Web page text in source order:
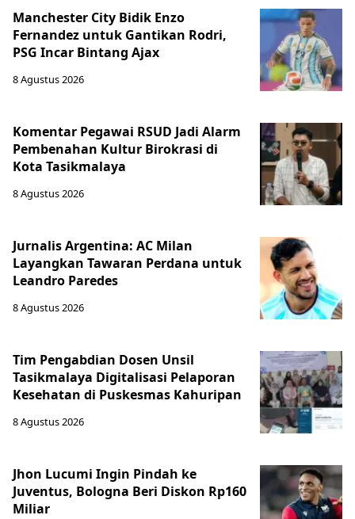
Manchester City Bidik Enzo
Fernandez untuk Gantikan Rodri,
PSG Incar Bintang Ajax
8 Agustus 2026
Komentar Pegawai RSUD Jadi Alarm
Pembenahan Kultur Birokrasi di
Kota Tasikmalaya
8 Agustus 2026
Jurnalis Argentina: AC Milan
Layangkan Tawaran Perdana untuk
Leandro Paredes
8 Agustus 2026
Tim Pengabdian Dosen Unsil
Tasikmalaya Digitalisasi Pelaporan
Kesehatan di Puskesmas Kahuripan
8 Agustus 2026
Jhon Lucumi Ingin Pindah ke
Juventus, Bologna Beri Diskon Rp160
Miliar